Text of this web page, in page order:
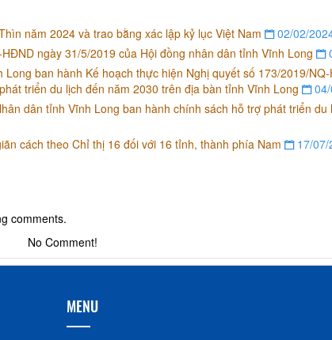
năm 2024 và trao bằng xác lập kỷ lục Việt Nam
02/02/
ngày 31/5/2019 của Hội đồng nhân dân tỉnh Vĩnh Long
ban hành Kế hoạch thực hiện Nghị quyết số 173/2019/
triển du lịch đến năm 2030 trên địa bàn tỉnh Vĩnh Long
04/
dân tỉnh Vĩnh Long ban hành chính sách hỗ trợ phát triển du
cách theo Chỉ thị 16 đối với 16 tỉnh, thành phía Nam 17/07/
comments.
No Comment!
MENU